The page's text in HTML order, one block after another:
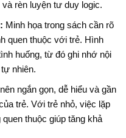
rèn luyện tư duy logic.
Minh họa trong sách cần rõ
quen thuộc với trẻ. Hình
huống, từ đó ghi nhớ nội
nhiên.
ngắn gọn, dễ hiểu và gần
trẻ. Với trẻ nhỏ, việc lặp
thuộc giúp tăng khả